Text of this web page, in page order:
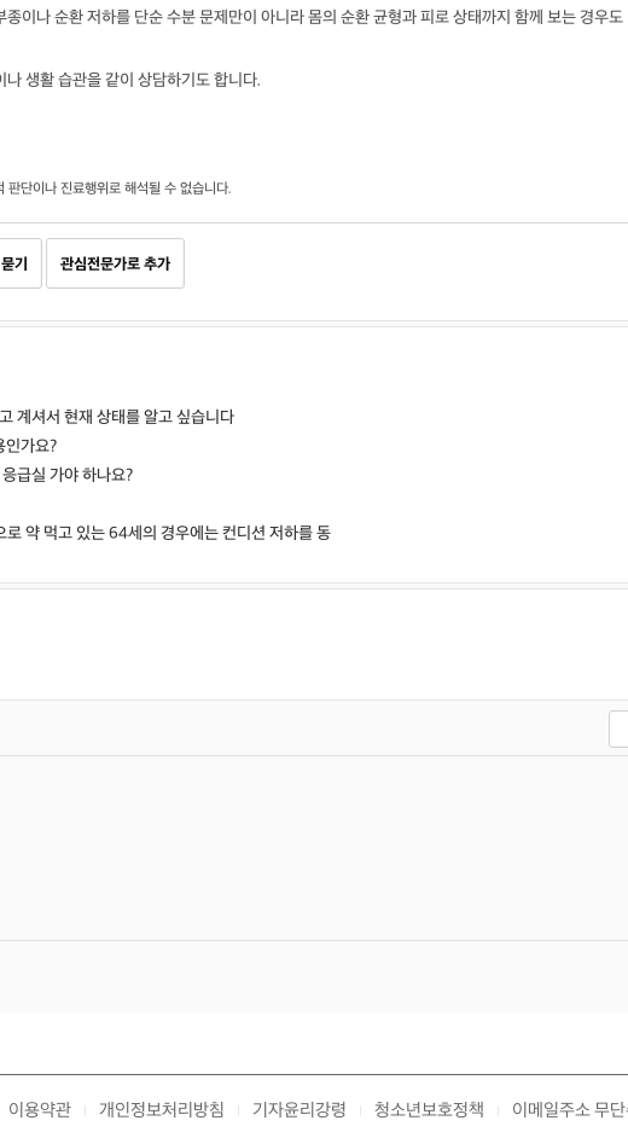
이나 순환 저하를 단순 수분 문제만이 아니라 몸의 순환 균형과 피로 상태까지 함께 보는 경우도
생활 습관을 같이 상담하기도 합니다.
판단이나 진료행위로 해석될 수 없습니다.
기 관심전문가로 추가
계셔서 현재 상태를 알고 싶습니다
인가요?
급실 가야 하나요?
약 먹고 있는 64세의 경우에는 컨디션 저하를 동
이용약관 개인정보처리방침 기자윤리강령 청소년보호정책 이메일주소 무